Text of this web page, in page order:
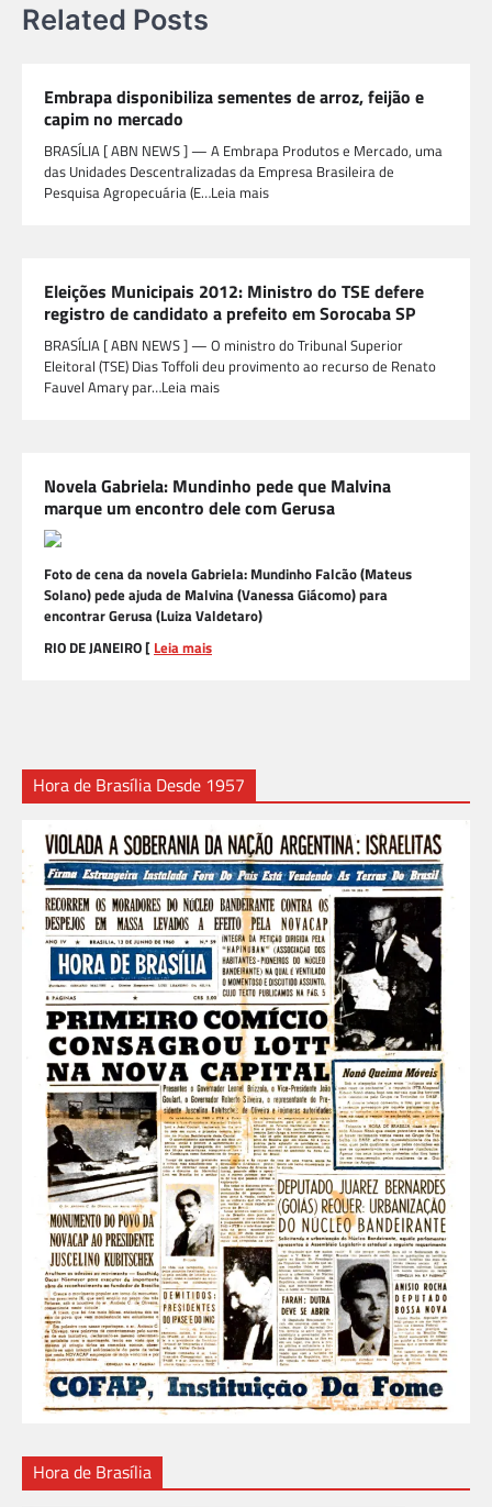
Related Posts
Embrapa disponibiliza sementes de arroz, feijão e
capim no mercado
BRASÍLIA [ ABN NEWS ] — A Embrapa Produtos e Mercado, uma
das Unidades Descentralizadas da Empresa Brasileira de
Pesquisa Agropecuária (E…Leia mais
Eleições Municipais 2012: Ministro do TSE defere
registro de candidato a prefeito em Sorocaba SP
BRASÍLIA [ ABN NEWS ] — O ministro do Tribunal Superior
Eleitoral (TSE) Dias Toffoli deu provimento ao recurso de Renato
Fauvel Amary par…Leia mais
Novela Gabriela: Mundinho pede que Malvina
marque um encontro dele com Gerusa
Foto de cena da novela Gabriela: Mundinho Falcão (Mateus
Solano) pede ajuda de Malvina (Vanessa Giácomo) para
encontrar Gerusa (Luiza Valdetaro)
RIO DE JANEIRO [ Leia mais
Hora de Brasília Desde 1957
Hora de Brasília